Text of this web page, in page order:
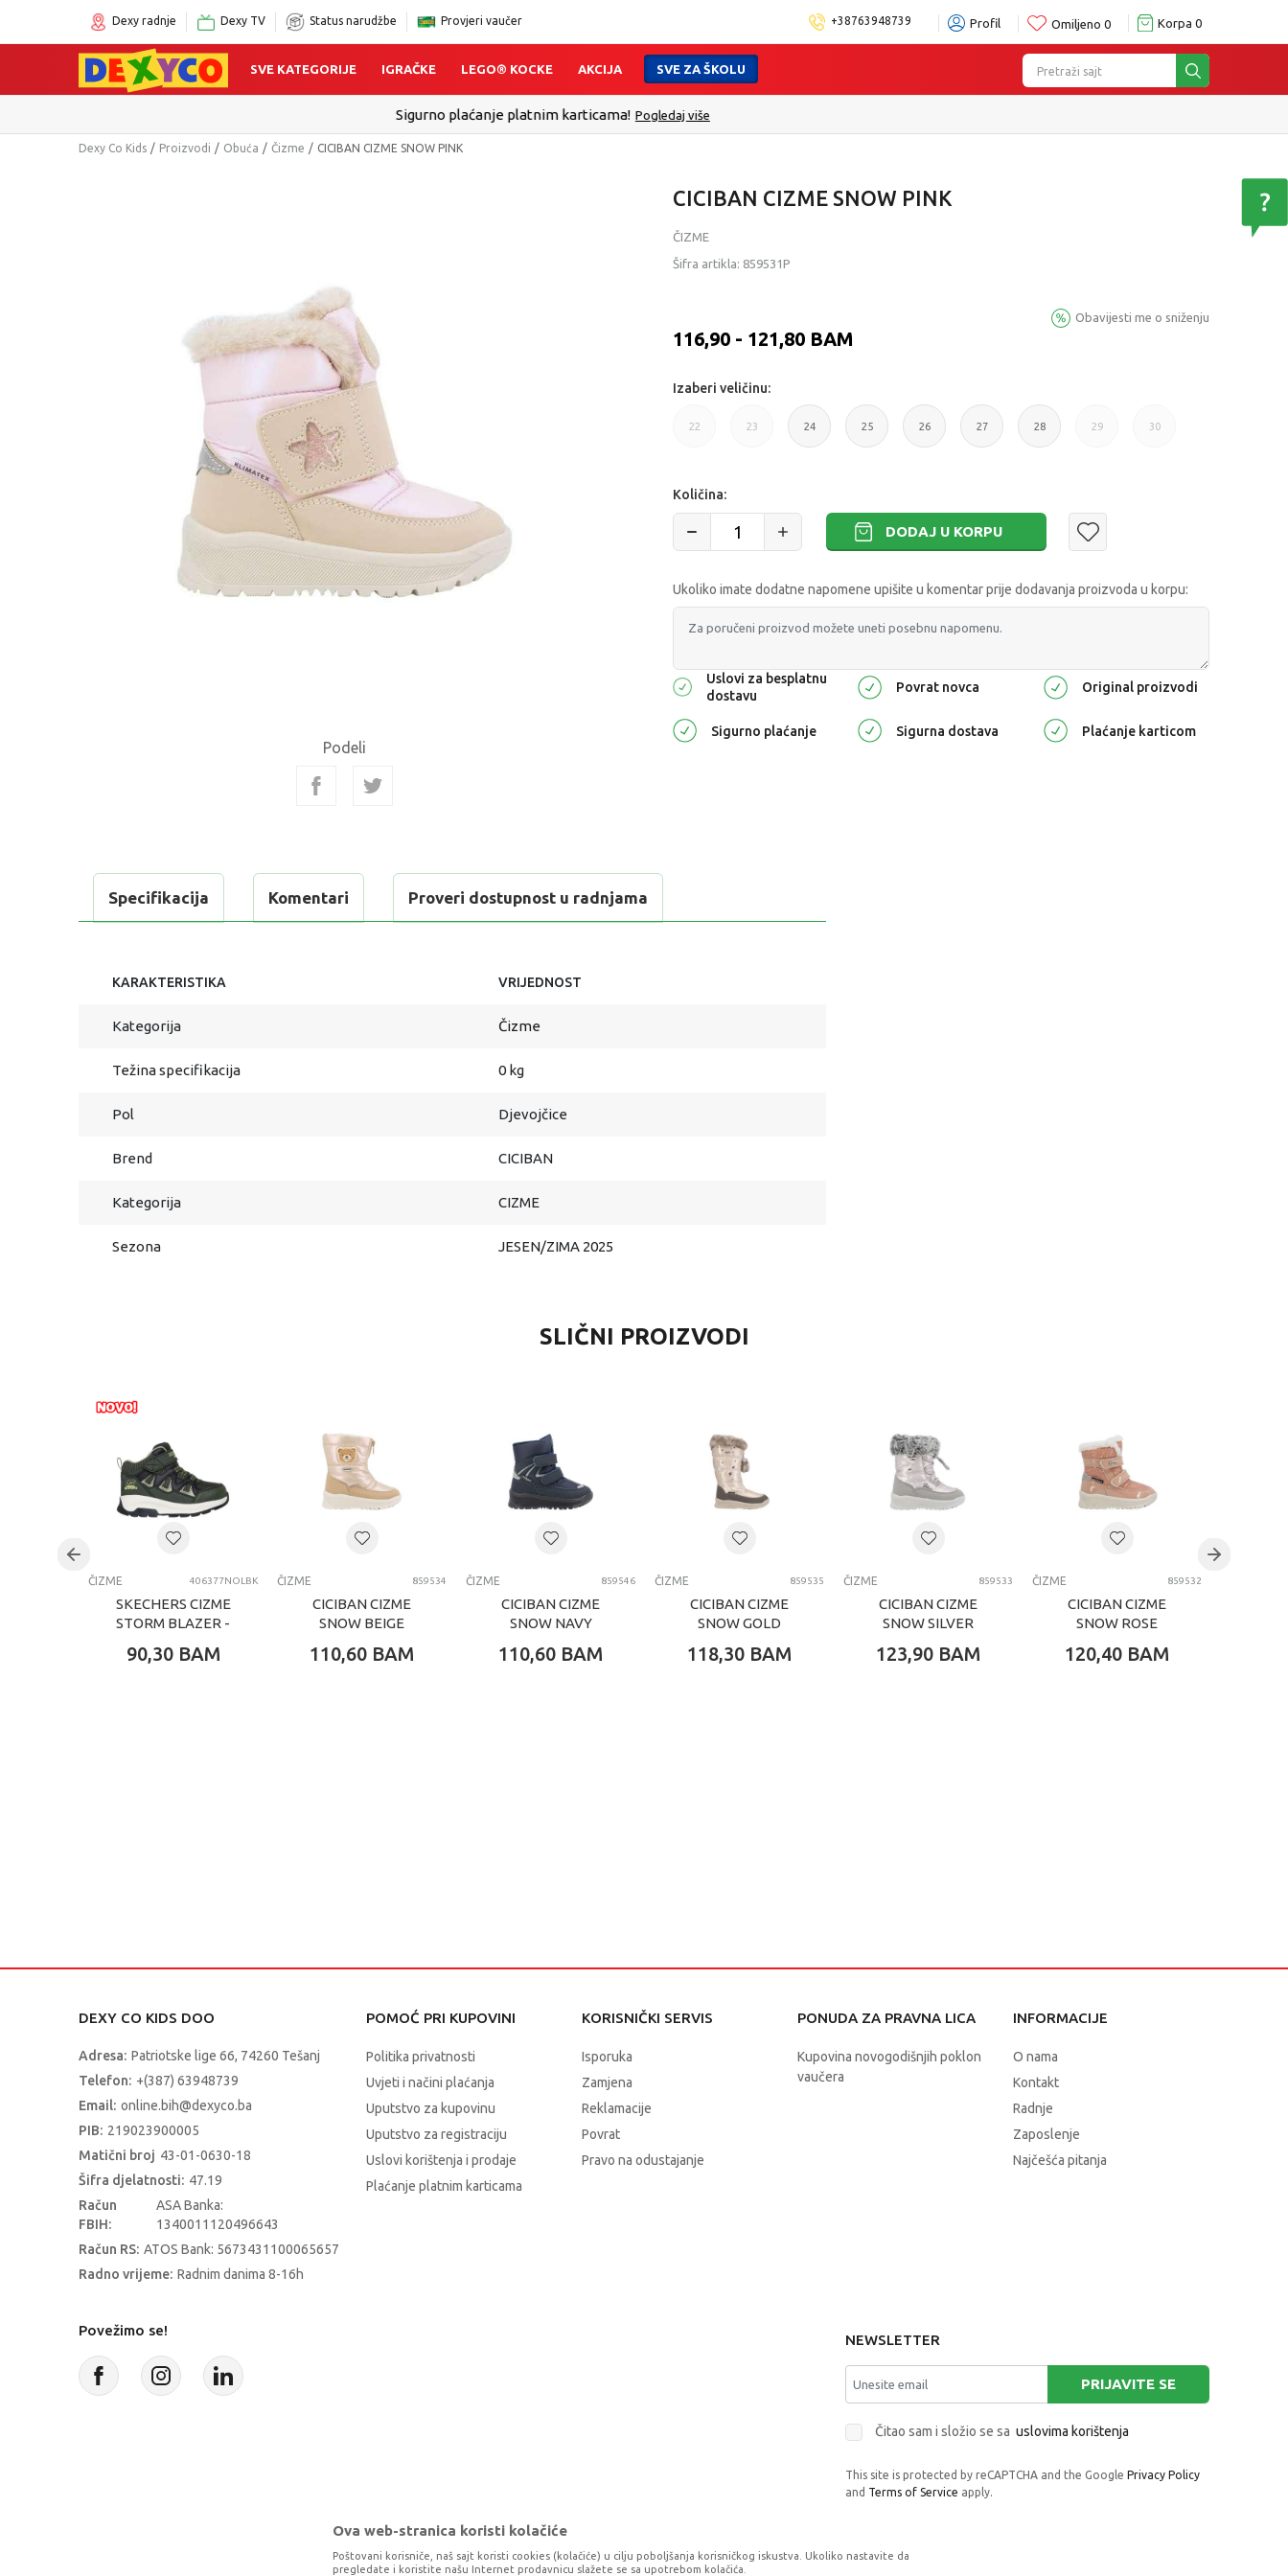
Dexy radnje Dexy TV Status narudžbe Provjeri vaučer +38763948739 Profil Omiljeno 0 Korpa 0
Pretraži sajt
SVE KATEGORIJE IGRAČKE LEGO® KOCKE AKCIJA SVE ZA ŠKOLU
Click&Collect - Platite karticom Online i preuzmite u prodavnici po Vašem izboru
Dexy Co Kids Proizvodi Obuća Čizme CICIBAN CIZME SNOW PINK
Podeli
CICIBAN CIZME SNOW PINK
ČIZME
Šifra artikla: 859531P
116,90 - 121,80 BAM
Obavijesti me o sniženju
Izaberi veličinu:
22 23 24 25 26 27 28 29 30
Količina:
DODAJ U KORPU
Ukoliko imate dodatne napomene upišite u komentar prije dodavanja proizvoda u korpu:
Uslovi za besplatnu
dostavu
Povrat novca Original proizvodi
Sigurno plaćanje Sigurna dostava Plaćanje karticom
Specifikacija Komentari Proveri dostupnost u radnjama
KARAKTERISTIKA VRIJEDNOST
Kategorija Čizme
Težina specifikacija 0 kg
Pol Djevojčice
Brend CICIBAN
Kategorija CIZME
Sezona JESEN/ZIMA 2025
SLIČNI PROIZVODI
ČIZME 406377NOLBK
SKECHERS CIZME
STORM BLAZER -
90,30 BAM
ČIZME 859534
CICIBAN CIZME
SNOW BEIGE
110,60 BAM
ČIZME 859546
CICIBAN CIZME
SNOW NAVY
110,60 BAM
ČIZME 859535
CICIBAN CIZME
SNOW GOLD
118,30 BAM
ČIZME 859533
CICIBAN CIZME
SNOW SILVER
123,90 BAM
ČIZME 859532
CICIBAN CIZME
SNOW ROSE
120,40 BAM
DEXY CO KIDS DOO
Adresa: Patriotske lige 66, 74260 Tešanj
Telefon: +(387) 63948739
Email: online.bih@dexyco.ba
PIB: 219023900005
Matični broj 43-01-0630-18
Šifra djelatnosti: 47.19
Račun
FBIH:
ASA Banka:
1340011120496643
Račun RS: ATOS Bank: 5673431100065657
Radno vrijeme: Radnim danima 8-16h
POMOĆ PRI KUPOVINI
Politika privatnosti
Uvjeti i načini plaćanja
Uputstvo za kupovinu
Uputstvo za registraciju
Uslovi korištenja i prodaje
Plaćanje platnim karticama
KORISNIČKI SERVIS
Isporuka
Zamjena
Reklamacije
Povrat
Pravo na odustajanje
PONUDA ZA PRAVNA LICA
Kupovina novogodišnjih poklon
vaučera
INFORMACIJE
O nama
Kontakt
Radnje
Zaposlenje
Najčešća pitanja
Povežimo se!
NEWSLETTER
PRIJAVITE SE
Čitao sam i složio se sa uslovima korištenja
This site is protected by reCAPTCHA and the Google Privacy Policy
and Terms of Service apply.
Ova web-stranica koristi kolačiće
Poštovani korisniče, naš sajt koristi cookies (kolačiće) u cilju poboljšanja korisničkog iskustva. Ukoliko nastavite da
pregledate i koristite našu Internet prodavnicu slažete se sa upotrebom kolačića.